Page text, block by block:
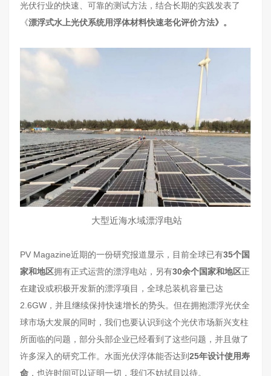
光伏行业的快速、可靠的测试方法，结合长期的实践发表了
《漂浮式水上光伏系统用浮体材料快速老化评价方法》。
大型近海水域漂浮电站
PV Magazine近期的一份研究报道显示，目前全球已有35个国
家和地区拥有正式运营的漂浮电站，另有30余个国家和地区正
在建设或积极开发新的漂浮项目，全球总装机容量已达
2.6GW，并且继续保持快速增长的势头。但在拥抱漂浮光伏全
球市场大发展的同时，我们也要认识到这个光伏市场新兴支柱
所面临的问题，部分头部企业已经看到了这些问题，并且做了
许多深入的研究工作。水面光伏浮体能否达到 25年设计使用寿
命 ，也许时间可以证明一切，我们不妨拭目以待。